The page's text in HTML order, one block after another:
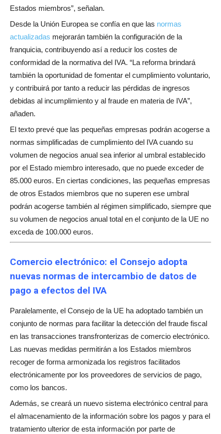
Estados miembros”, señalan.
Desde la Unión Europea se confía en que las normas
actualizadas mejorarán también la configuración de la
franquicia, contribuyendo así a reducir los costes de
conformidad de la normativa del IVA. “La reforma brindará
también la oportunidad de fomentar el cumplimiento voluntario,
y contribuirá por tanto a reducir las pérdidas de ingresos
debidas al incumplimiento y al fraude en materia de IVA”,
añaden.
El texto prevé que las pequeñas empresas podrán acogerse a
normas simplificadas de cumplimiento del IVA cuando su
volumen de negocios anual sea inferior al umbral establecido
por el Estado miembro interesado, que no puede exceder de
85.000 euros. En ciertas condiciones, las pequeñas empresas
de otros Estados miembros que no superen ese umbral
podrán acogerse también al régimen simplificado, siempre que
su volumen de negocios anual total en el conjunto de la UE no
exceda de 100.000 euros.
Comercio electrónico: el Consejo adopta
nuevas normas de intercambio de datos de
pago a efectos del IVA
Paralelamente, el Consejo de la UE ha adoptado también un
conjunto de normas para facilitar la detección del fraude fiscal
en las transacciones transfronterizas de comercio electrónico.
Las nuevas medidas permitirán a los Estados miembros
recoger de forma armonizada los registros facilitados
electrónicamente por los proveedores de servicios de pago,
como los bancos.
Además, se creará un nuevo sistema electrónico central para
el almacenamiento de la información sobre los pagos y para el
tratamiento ulterior de esta información por parte de